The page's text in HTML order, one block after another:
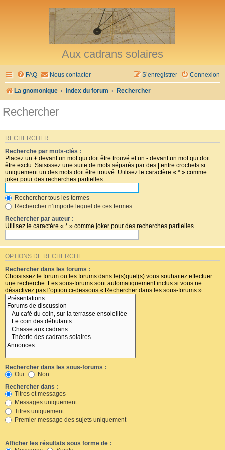
Aux cadrans solaires
FAQ Nous contacter Connexion
S’enregistrer
La gnomonique Index du forum Rechercher
Rechercher
RECHERCHER
Recherche par mots-clés :
Placez un + devant un mot qui doit être trouvé et un - devant un mot qui doit
être exclu. Saisissez une suite de mots séparés par des | entre crochets si
uniquement un des mots doit être trouvé. Utilisez le caractère « * » comme
joker pour des recherches partielles.
Rechercher tous les termes
Rechercher n’importe lequel de ces termes
Rechercher par auteur :
Utilisez le caractère « * » comme joker pour des recherches partielles.
OPTIONS DE RECHERCHE
Rechercher dans les forums :
Choisissez le forum ou les forums dans le(s)quel(s) vous souhaitez effectuer
une recherche. Les sous-forums sont automatiquement inclus si vous ne
désactivez pas l’option ci-dessous « Rechercher dans les sous-forums ».
Rechercher dans les sous-forums :
Oui
Non
Rechercher dans :
Titres et messages
Messages uniquement
Titres uniquement
Premier message des sujets uniquement
Afficher les résultats sous forme de :